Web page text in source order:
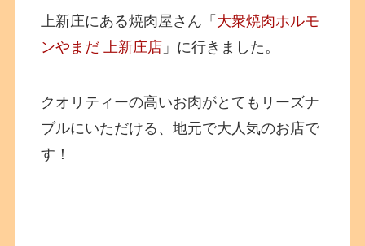
上新庄にある焼肉屋さん「 大衆焼肉ホルモ
ンやまだ 上新庄店 」に行きました。
クオリティーの高いお肉がとてもリーズナ
ブルにいただける、地元で大人気のお店で
す！